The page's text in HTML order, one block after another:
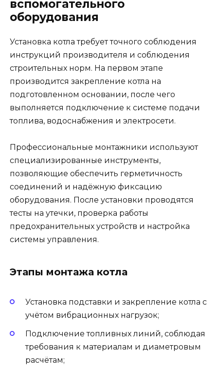
вспомогательного
оборудования
Установка котла требует точного соблюдения
инструкций производителя и соблюдения
строительных норм. На первом этапе
производится закрепление котла на
подготовленном основании, после чего
выполняется подключение к системе подачи
топлива, водоснабжения и электросети.
Профессиональные монтажники используют
специализированные инструменты,
позволяющие обеспечить герметичность
соединений и надёжную фиксацию
оборудования. После установки проводятся
тесты на утечки, проверка работы
предохранительных устройств и настройка
системы управления.
Этапы монтажа котла
Установка подставки и закрепление котла с
учётом вибрационных нагрузок;
Подключение топливных линий, соблюдая
требования к материалам и диаметровым
расчётам;